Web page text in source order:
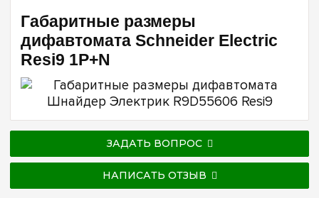
Габаритные размеры
дифавтомата Schneider Electric
Resi9 1P+N
ЗАДАТЬ ВОПРОС
НАПИСАТЬ ОТЗЫВ